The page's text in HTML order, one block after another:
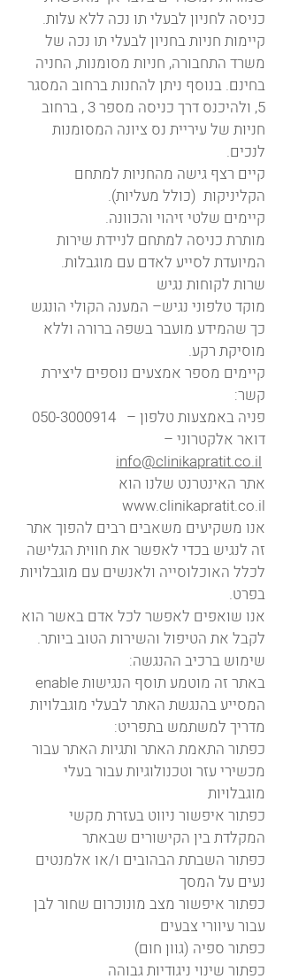
כניסה לחניון לבעלי תו נכה ללא עלות.
קיימות חניות בחניון לבעלי תו נכה של
משרד התחבורה, חניות מסומנות, החניה
בחינ​ם. בנוסף ניתן להחנות ברחוב המסגר
5, ולהיכנס דרך כניסה מספר 3 , ברחוב
חניות של עיריית נס ציונה המסומנות
לנכים.
קיים רצף גישה מהחניות למתחם
הקליניקות (כולל מעליות).
קיימים שלטי זיהוי והכוונה.
מותרת כניסה למתחם לניידת שירות
המיועדת לסייע לאדם עם מוגבלות.​
שרות לקוחות נגיש
מוקד טלפוני נגיש– המענה הקולי הונגש
כך שהמידע מועבר בשפה ברורה וללא
מוסיקת רקע.
קיימים מספר אמצעים נוספים ליצירת
קשר:​
פניה באמצעות טלפון – 050-3000914
דואר אלקטרוני –
info@clinikapratit.co.il
אתר האינטרנט שלנו הוא
www.clinikapratit.co.il
אנו משקיעים משאבים רבים להפוך אתר
זה לנגיש בכדי לאפשר את חווית הגלישה
לכלל האוכלוסייה ולאנשים עם מוגבלויות
בפרט.
אנו שואפים לאפשר לכל אדם באשר הוא
לקבל את הטיפול והשירות הטוב ביותר.
שימוש ברכיב ההנגשה:
באתר זה מוטמע תוסף הנגישות enable
המסייע בהנגשת האתר לבעלי מוגבלויות
מדריך למשתמש בתפריט:
כפתור התאמת האתר ותגיות האתר עבור
מכשירי עזר וטכנולוגיות עבור בעלי
מוגבלויות
כפתור איפשור ניווט בעזרת מקשי
המקלדת בין הקישורים שבאתר
כפתור השבתת הבהובים ו/או אלמנטים
נעים על המסך
כפתור איפשור מצב מונוכרום שחור לבן
עבור עיוורי צבעים
כפתור ספיה (גוון חום)
כפתור שינוי ניגודיות גבוהה